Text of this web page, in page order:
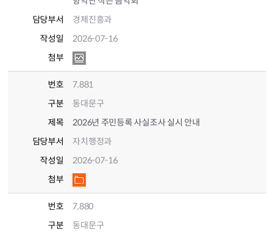
담당부서
경제진흥과
작성일
2026-07-16
첨부
번호
7,881
구분
동대문구
제목
2026년 주민등록 사실조사 실시 안내
담당부서
자치행정과
작성일
2026-07-16
첨부
번호
7,880
구분
동대문구